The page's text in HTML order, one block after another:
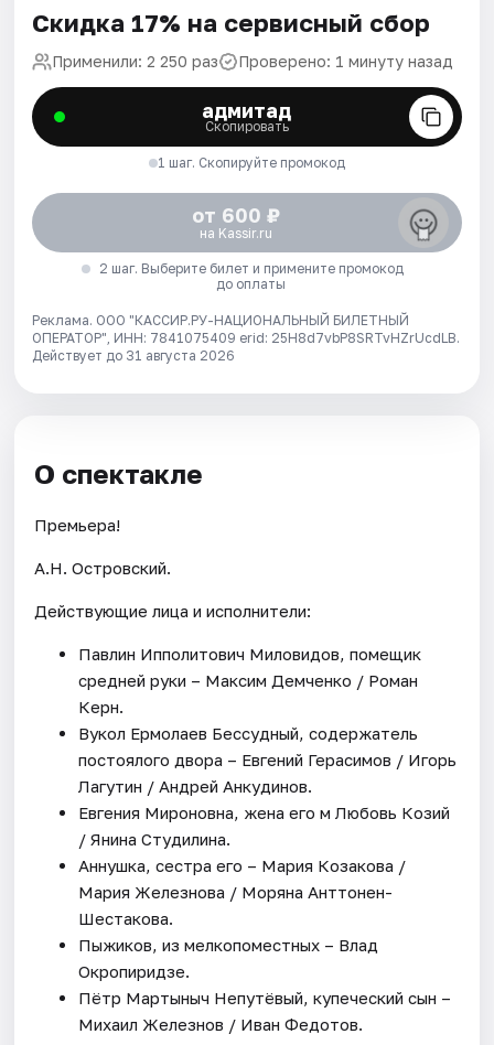
Скидка 17% на сервисный сбор
Применили: 2 250 раз Проверено: 1 минуту назад
адмитад
Скопировать
1 шаг. Скопируйте промокод
от 600 ₽
на Kassir.ru
2 шаг. Выберите билет и примените промокод
до оплаты
Реклама. ООО "КАССИР.РУ-НАЦИОНАЛЬНЫЙ БИЛЕТНЫЙ
ОПЕРАТОР", ИНН: 7841075409 erid: 25H8d7vbP8SRTvHZrUcdLB.
Действует до 31 августа 2026
О спектакле
Премьера!
А.Н. Островский.
Действующие лица и исполнители:
Павлин Ипполитович Миловидов, помещик
средней руки – Максим Демченко / Роман
Керн.
Вукол Ермолаев Бессудный, содержатель
постоялого двора – Евгений Герасимов / Игорь
Лагутин / Андрей Анкудинов.
Евгения Мироновна, жена его м Любовь Козий
/ Янина Студилина.
Аннушка, сестра его – Мария Козакова /
Мария Железнова / Моряна Анттонен-
Шестакова.
Пыжиков, из мелкопоместных – Влад
Окропиридзе.
Пётр Мартыныч Непутёвый, купеческий сын –
Михаил Железнов / Иван Федотов.